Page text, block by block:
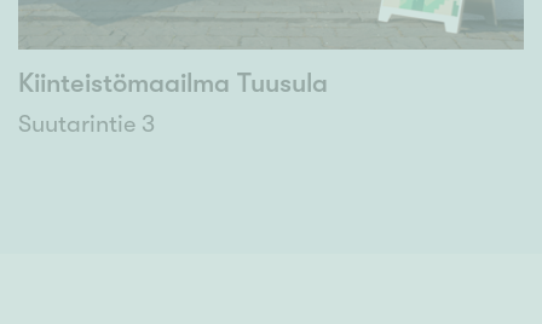
Kiinteistömaailma Tuusula
Suutarintie 3